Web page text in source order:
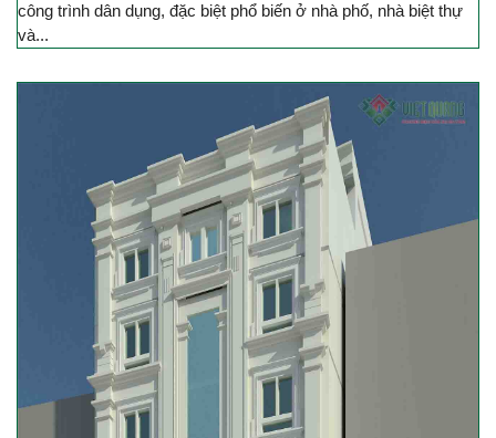
công trình dân dụng, đặc biệt phổ biến ở nhà phố, nhà biệt thự
và...